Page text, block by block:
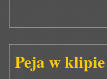
Peja w